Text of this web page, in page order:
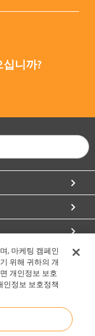
십니까?
, 마케팅 캠페인
위해 귀하의 개
개인정보 보호
인정보 보호정책